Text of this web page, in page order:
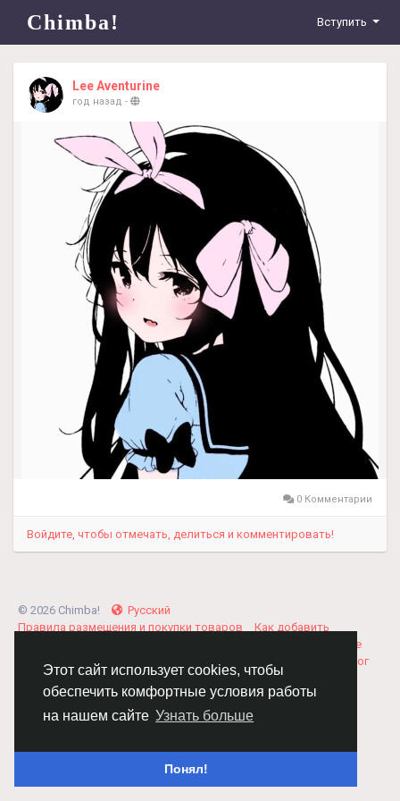
Этот сайт использует cookies, чтобы
обеспечить комфортные условия работы
на нашем сайте Узнать больше
Понял!
Chimba! Вступить
Lee Aventurine
год назад -
0 Комментарии
Войдите, чтобы отмечать, делиться и комментировать!
© 2026 Chimba!
Русский
Правила размещения и покупки товаров
Как добавить
Соглашение
Политика Конфиденциальности
Свяжитесь с нами Каталог